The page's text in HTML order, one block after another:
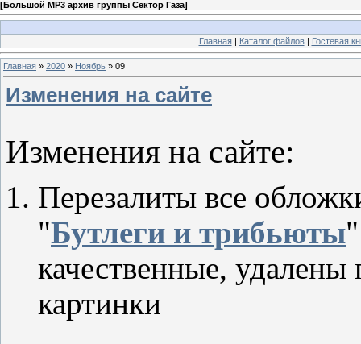
[Большой MP3 архив группы Сектор Газа]
Главная| Каталог файлов| Гостевая
Главная » 2020 » Ноябрь » 09
Изменения на сайте
Изменения на сайте:
Перезалиты все
"Бутлеги и трибьюты
качественные,
картинки